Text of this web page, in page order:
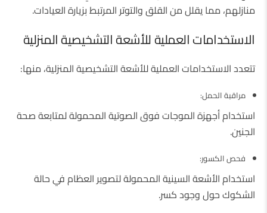
منازلهم، مما يقلل من القلق والتوتر المرتبط بزيارة العيادات.
الاستخدامات العملية للأشعة التشخيصية المنزلية
تتعدد الاستخدامات العملية للأشعة التشخيصية المنزلية، منها:
مراقبة الحمل:
استخدام أجهزة الموجات فوق الصوتية المحمولة لمتابعة صحة
الجنين.
فحص الكسور:
استخدام الأشعة السينية المحمولة لتصوير العظام في حالة
الشكوك حول وجود كسر.